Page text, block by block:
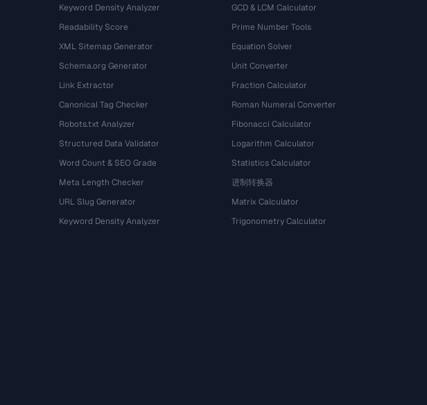
Keyword Density Analyzer
Readability Score
XML Sitemap Generator
Schema.org Generator
Link Extractor
Canonical Tag Checker
Robots.txt Analyzer
Structured Data Validator
Word Count & SEO Grade
Meta Length Checker
URL Slug Generator
Keyword Density Analyzer
GCD & LCM Calculator
Prime Number Tools
Equation Solver
Unit Converter
Fraction Calculator
Roman Numeral Converter
Fibonacci Calculator
Logarithm Calculator
Statistics Calculator
进制转换器
Matrix Calculator
Trigonometry Calculator